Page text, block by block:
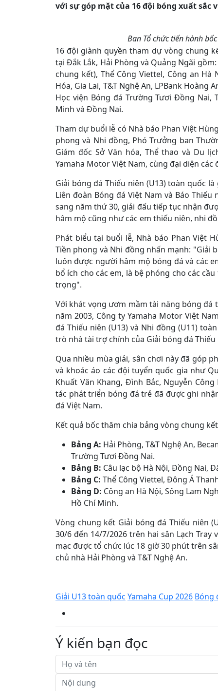
với sự góp mặt của 16 đội bóng xuất sắc
Ban Tổ chức tiến hành
16 đội giành quyền tham dự vòng chung
tại Đắk Lắk, Hải Phòng và Quảng Ngãi
chung kết), Thể Công Viettel, Công an Hà
Hóa, Gia Lai, T&T Nghệ An, LPBank Hoàng
Học viện Bóng đá Trường Tươi Đồng Nai,
Minh và Đồng Nai.
Tham dự buổi lễ có Nhà báo Phan Việt
phong và Nhi đồng, Phó Trưởng ban
Giám đốc Sở Văn hóa, Thể thao và Du
Yamaha Motor Việt Nam, cùng đại diện
Giải bóng đá Thiếu niên (U13) toàn quốc
Liên đoàn Bóng đá Việt Nam và Báo
sang năm thứ 30, giải đấu tiếp tục nhận
hâm mộ cũng như các em thiếu niên, nhi
Phát biểu tại buổi lễ, Nhà báo Phan Việt
Tiền phong và Nhi đồng nhấn mạnh: "Giải
luôn được người hâm mộ bóng đá và các
bổ ích cho các em, là bệ phóng cho các
trọng".
Với khát vọng ươm mầm tài năng bóng
năm 2003, Công ty Yamaha Motor Việt
đá Thiếu niên (U13) và Nhi đồng (U11)
trò nhà tài trợ chính của Giải bóng đá Thiếu
Qua nhiều mùa giải, sân chơi này đã góp
và khoác áo các đội tuyển quốc gia như
Khuất Văn Khang, Đình Bắc, Nguyễn
tác phát triển bóng đá trẻ đã được ghi
đá Việt Nam.
Kết quả bốc thăm chia bảng vòng chung
Bảng A: Hải Phòng, T&T Nghệ An,
Trường Tươi Đồng Nai.
Bảng B: Câu lạc bộ Hà Nội, Đồng Nai,
Bảng C: Thể Công Viettel, Đông Á
Bảng D: Công an Hà Nội, Sông Lam
Hồ Chí Minh.
Vòng chung kết Giải bóng đá Thiếu niên
30/6 đến 14/7/2026 trên hai sân Lạch Tray
mạc được tổ chức lúc 18 giờ 30 phút trên
chủ nhà Hải Phòng và T&T Nghệ An.
Giải U13 toàn quốc Yamaha Cup 2026 Bóng
Ý kiến bạn đọc